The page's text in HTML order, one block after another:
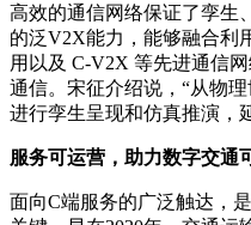
高效的通信网络保证了孪生
的泛V2X能力，能够融合利
用以及 C-V2X 等先进通信
通信。宋征介绍说，“从物
进行孪生呈现和仿真推演，
服务可运营，助力数字交通
面向C端服务的广泛触达，